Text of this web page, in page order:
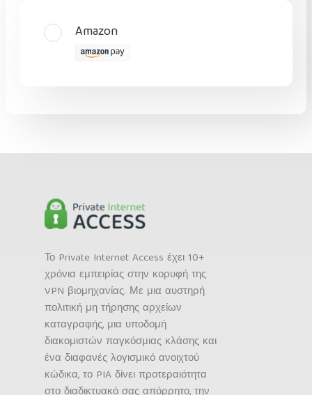
Amazon
Το Private Internet Access έχει 10+
χρόνια εμπειρίας στην κορυφή της
VPN βιομηχανίας. Με μια αυστηρή
πολιτική μη τήρησης αρχείων
καταγραφής, μια υποδομή
διακομιστών παγκόσμιας κλάσης και
ένα διαφανές λογισμικό ανοιχτού
κώδικα, το PIA δίνει προτεραιότητα